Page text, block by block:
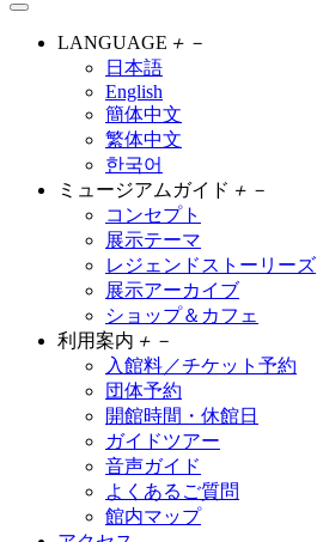
LANGUAGE ＋ －
日本語
English
簡体中文
繁体中文
한국어
ミュージアムガイド ＋ －
コンセプト
展示テーマ
レジェンドストーリーズ
展示アーカイブ
ショップ＆カフェ
利用案内 ＋ －
入館料／チケット予約
団体予約
開館時間・休館日
ガイドツアー
音声ガイド
よくあるご質問
館内マップ